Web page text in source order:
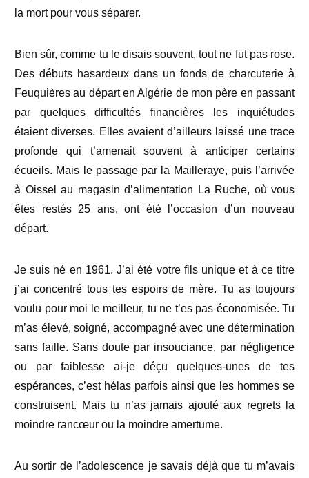
la mort pour vous séparer.
Bien sûr, comme tu le disais souvent, tout ne fut pas rose.
Des débuts hasardeux dans un fonds de charcuterie à
Feuquières au départ en Algérie de mon père en passant
par quelques difficultés financières les inquiétudes
étaient diverses. Elles avaient d’ailleurs laissé une trace
profonde qui t’amenait souvent à anticiper certains
écueils. Mais le passage par la Mailleraye, puis l’arrivée
à Oissel au magasin d’alimentation La Ruche, où vous
êtes restés 25 ans, ont été l’occasion d’un nouveau
départ.
Je suis né en 1961. J’ai été votre fils unique et à ce titre
j’ai concentré tous tes espoirs de mère. Tu as toujours
voulu pour moi le meilleur, tu ne t’es pas économisée. Tu
m’as élevé, soigné, accompagné avec une détermination
sans faille. Sans doute par insouciance, par négligence
ou par faiblesse ai-je déçu quelques-unes de tes
espérances, c’est hélas parfois ainsi que les hommes se
construisent. Mais tu n’as jamais ajouté aux regrets la
moindre rancœur ou la moindre amertume.
Au sortir de l’adolescence je savais déjà que tu m’avais